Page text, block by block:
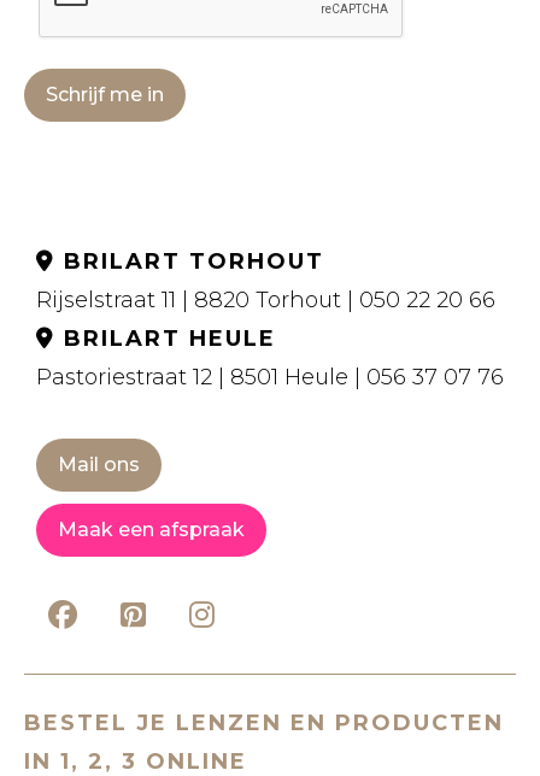
Schrijf me in
BRILART TORHOUT
Rijselstraat 11 | 8820 Torhout | 050 22 20 66
BRILART HEULE
Pastoriestraat 12 | 8501 Heule | 056 37 07 76
Mail ons
Maak een afspraak
BESTEL JE LENZEN EN PRODUCTEN
IN 1, 2, 3 ONLINE